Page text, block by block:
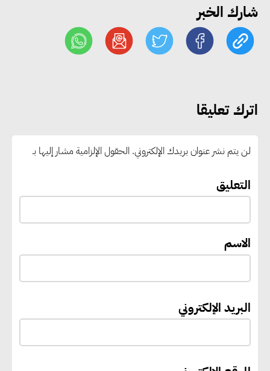
شارك الخبر
اترك تعليقا
لن يتم نشر عنوان بريدك الإلكتروني. الحقول الإلزامية مشار إليها بـ
التعليق
الاسم
البريد الإلكتروني
مركزًا إقليميًا لتصدير الدواء
بمحطة القطار الكهربائي الخفيف..
وأكتا تحقق 101.4 مليون جنيه
إيفل تستثمر ما يصل إلى 130
“بي إس آر” في مشروعات الطاقة